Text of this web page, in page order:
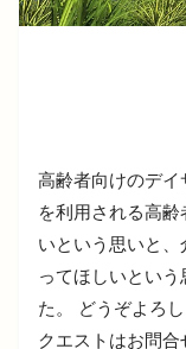
高齢者向けのデイ
を利用される高
いという思いと
ってほしいとい
た。 どうぞよろ
クエストはお問合